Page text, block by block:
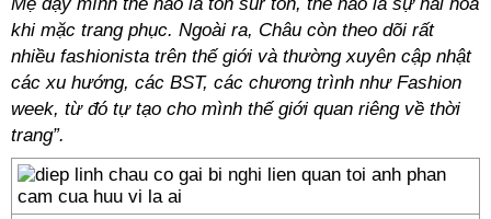
khi mặc trang phục. Ngoài ra, Châu còn theo dõi rất
nhiều fashionista trên thế giới và thường xuyên cập nhật
các xu hướng, các BST, các chương trình như Fashion
week, từ đó tự tạo cho mình thế giới quan riêng về thời
trang”.